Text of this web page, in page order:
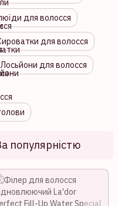
для волосся
для волосся
Лосьйони для волосся
популярністю